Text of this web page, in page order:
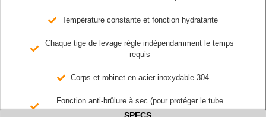
Température constante et fonction hydratante
Chaque tige de levage règle indépendamment le temps
requis
Corps et robinet en acier inoxydable 304
Fonction anti-brûlure à sec (pour protéger le tube
chauffant)